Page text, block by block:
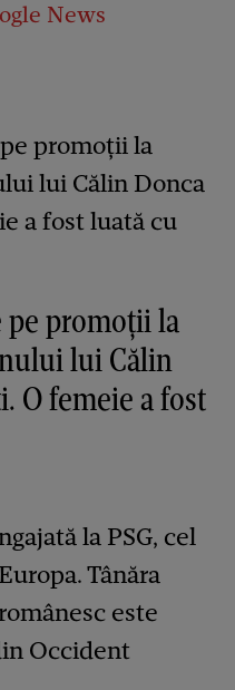
News
pe promoții la
lui Călin
O femeie a fost